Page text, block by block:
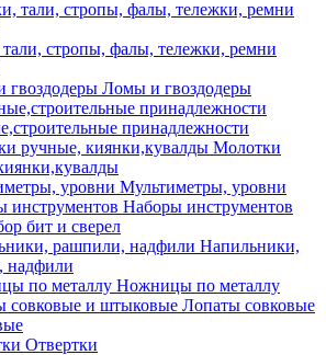
стропы, фалы, тележки, ремни
Ломы и гвоздодеры
принадлежности
Молотки
Мультиметры, уровни
Наборы инструментов
бит и сверел
Напильники,
надфили
Ножницы по металлу
Лопаты совковые
Отвертки